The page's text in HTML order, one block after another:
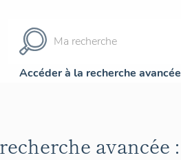
Accéder à la recherche avancée
avancée :